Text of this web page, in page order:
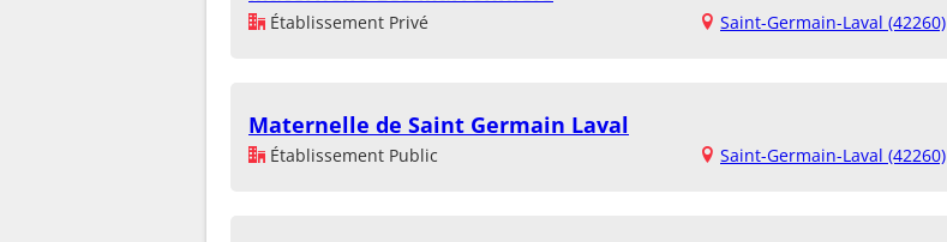
Établissement Privé Saint-Germain-Laval (42260)
Maternelle de Saint Germain Laval
Établissement Public Saint-Germain-Laval (42260)